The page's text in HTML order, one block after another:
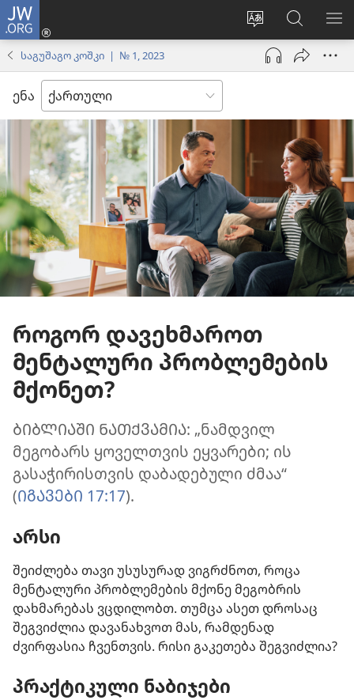
JW.ORG
ვებსაიტის
ენის
შეცვლა
შესვლა
(გაიხსნება
ახალი
ფანჯარა)
ძებნა
JW.ORG
საგუშაგო კოშკი | № 1, 2023
ენა
როგორ დავეხმაროთ
მენტალური პრობლემების
მქონეთ?
ᲑᲘᲑᲚᲘᲐᲨᲘ ᲜᲐᲗᲥᲕᲐᲛᲘᲐ: „ნამდვილ
მეგობარს ყოველთვის ეყვარები; ის
გასაჭირისთვის დაბადებული ძმაა“
(ᲘᲒᲐᲕᲔᲑᲘ 17:17).
არსი
შეიძლება თავი უსუსურად ვიგრძნოთ, როცა
მენტალური პრობლემების მქონე მეგობრის
დახმარებას ვცდილობთ. თუმცა ასეთ დროსაც
შეგვიძლია დავანახვოთ მას, რამდენად
ძვირფასია ჩვენთვის. რისი გაკეთება შეგვიძლია?
პრაქტიკული ნაბიჯები